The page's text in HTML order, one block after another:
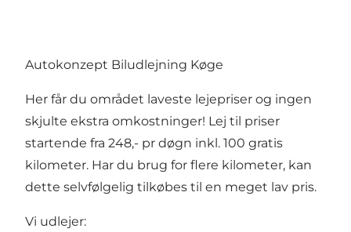
Autokonzept Biludlejning Køge
Her får du området laveste lejepriser og ingen
skjulte ekstra omkostninger! Lej til priser
startende fra 248,- pr døgn inkl. 100 gratis
kilometer. Har du brug for flere kilometer, kan
dette selvfølgelig tilkøbes til en meget lav pris.
Vi udlejer: